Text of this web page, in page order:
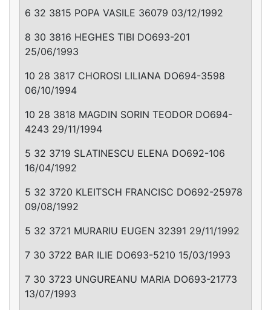
6 32 3815 POPA VASILE 36079 03/12/1992
8 30 3816 HEGHES TIBI DO693-201
25/06/1993
10 28 3817 CHOROSI LILIANA DO694-3598
06/10/1994
10 28 3818 MAGDIN SORIN TEODOR DO694-
4243 29/11/1994
5 32 3719 SLATINESCU ELENA DO692-106
16/04/1992
5 32 3720 KLEITSCH FRANCISC DO692-25978
09/08/1992
5 32 3721 MURARIU EUGEN 32391 29/11/1992
7 30 3722 BAR ILIE DO693-5210 15/03/1993
7 30 3723 UNGUREANU MARIA DO693-21773
13/07/1993